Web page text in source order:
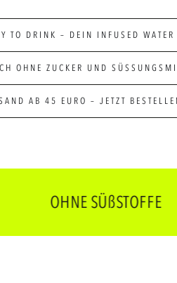
TO DRINK – DEIN INFUSED WATER
OHNE ZUCKER UND
AB 45 EURO – JETZT
OHNE SÜßSTOFFE